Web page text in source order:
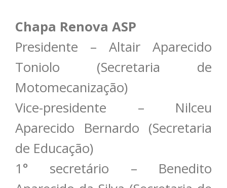
Chapa Renova ASP
Presidente – Altair Aparecido
Toniolo (Secretaria de
Motomecanização)
Vice-presidente – Nilceu
Aparecido Bernardo (Secretaria
de Educação)
1° secretário – Benedito